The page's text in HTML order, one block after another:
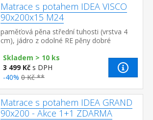
Matrace s potahem IDEA VISCO
90x200x15 M24
paměťová pěna střední tuhosti (vrstva 4
cm), jádro z odolné RE pěny dobré
matrace vhodná pro ...
Skladem > 10 ks
3 499 Kč s DPH
-40% 0 Kč **
Matrace s potahem IDEA GRAND
90x200 - Akce 1+1 ZDARMA